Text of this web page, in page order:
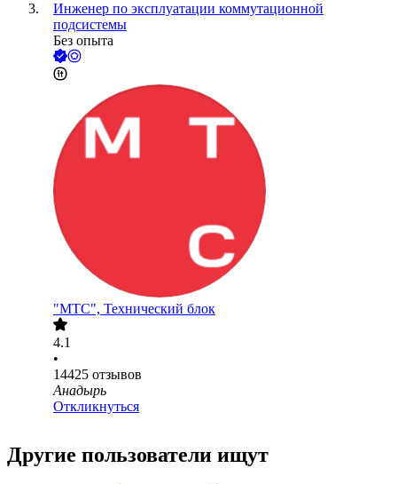
Инженер по эксплуатации коммутационной
подсистемы
Без опыта
"МТС", Технический блок
4.1
•
14425 отзывов
Анадырь
Откликнуться
Другие пользователи ищут